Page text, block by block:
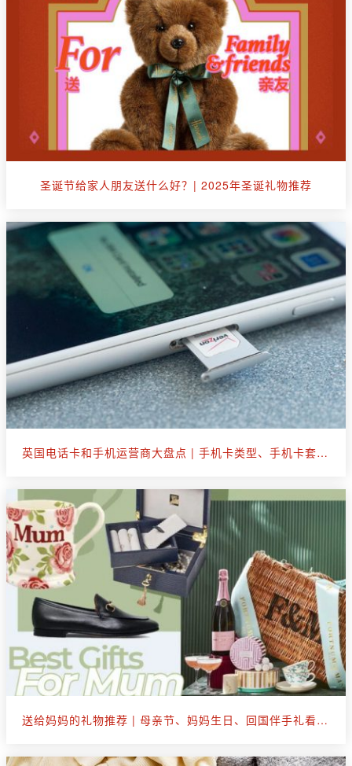
圣诞节给家人朋友送什么好？| 2025年圣诞礼物推荐
英国电话卡和手机运营商大盘点 | 手机卡类型、手机卡套餐选购
送给妈妈的礼物推荐 | 母亲节、妈妈生日、回国伴手礼看这篇就够了